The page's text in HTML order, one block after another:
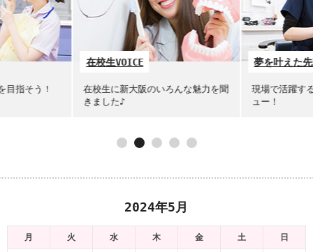
ろんな魅力を聞
夢を叶えた先輩たち
現場で活躍する先輩たちにインタビ
ュー！
イベント
オープン
check♪
2024年5月
月 火 水 木 金 土 日